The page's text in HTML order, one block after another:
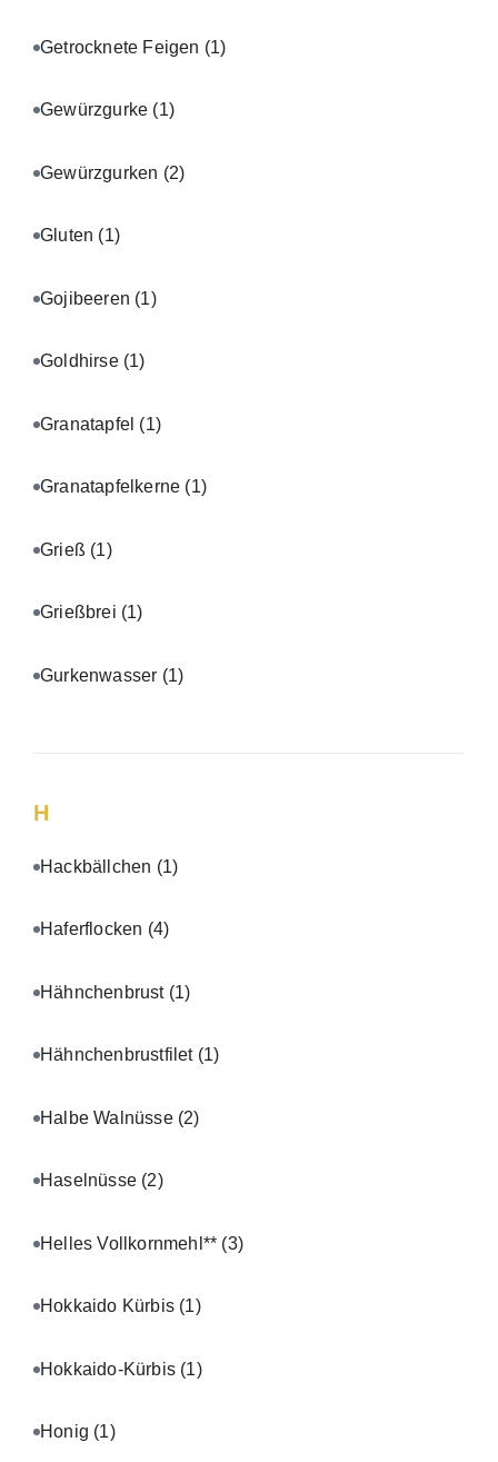
Getrocknete Feigen (1)
Gewürzgurke (1)
Gewürzgurken (2)
Gluten (1)
Gojibeeren (1)
Goldhirse (1)
Granatapfel (1)
Granatapfelkerne (1)
Grieß (1)
Grießbrei (1)
Gurkenwasser (1)
H
Hackbällchen (1)
Haferflocken (4)
Hähnchenbrust (1)
Hähnchenbrustfilet (1)
Halbe Walnüsse (2)
Haselnüsse (2)
Helles Vollkornmehl** (3)
Hokkaido Kürbis (1)
Hokkaido-Kürbis (1)
Honig (1)